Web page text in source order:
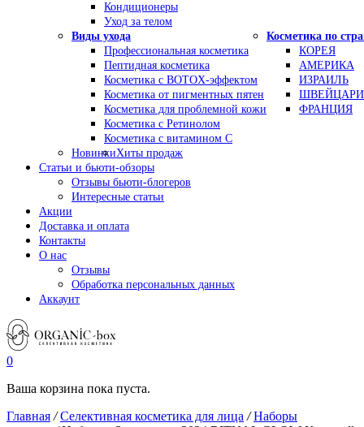
Кондиционеры
Уход за телом
Виды ухода
Профессиональная косметика
Пептидная косметика
Косметика с BOTOX-эффектом
Косметика от пигментных пятен
Косметика для проблемной кожи
Косметика с Ретинолом
Косметика с витамином С
Косметика по
КОРЕЯ
АМЕРИКА
ИЗРАИЛЬ
ФРАНЦИЯ
НовинкиХиты продаж
Статьи и бьюти-обзоры
Отзывы бьюти-блогеров
Интересные статьи
Акции
Доставка и оплата
Контакты
О нас
Отзывы
Обработка персональных данных
Аккаунт
0
Ваша корзина пока пуста.
Главная /Селективная косметика для лица /Наборы